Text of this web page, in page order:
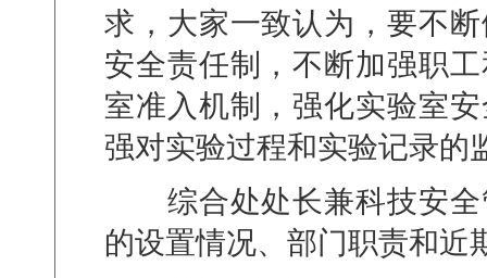
求，大家一致认为，要不
安全责任制，不断加强职
室准入机制，强化实验室
强对实验过程和实验记录的
综合处处长兼科技安
的设置情况、部门职责和近